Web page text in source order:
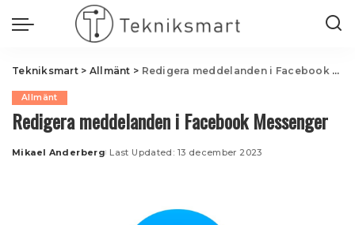
Tekniksmart> Allmänt > Redigera meddelanden i Facebook Messenger
Allmänt
Redigera meddelanden i Facebook Messenger
Posted
Mikael Anderberg Last Updated: 13 december 2023